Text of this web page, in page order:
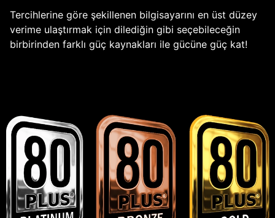
Tercihlerine göre şekillenen bilgisayarını en üst düzey
verime ulaştırmak için dilediğin gibi seçebileceğin
birbirinden farklı güç kaynakları ile gücüne güç kat!